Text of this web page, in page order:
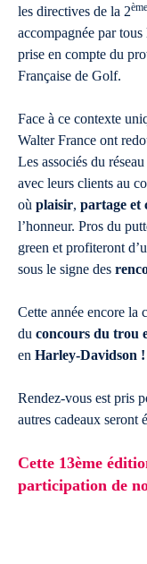
les directives de la 2ème
accompagnée par
prise en compte du
Française de Golf.
Face à ce contexte
Walter France ont
Les associés du
avec leurs clients au
où plaisir, partage et
l’honneur. Pros du
green et profiteront
sous le signe des
Cette année encore la
du concours du trou
en Harley-Davidson !
Rendez-vous est pris
autres cadeaux seront
Cette 13ème
participation de